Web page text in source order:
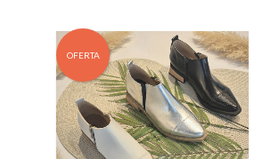
OFERTA